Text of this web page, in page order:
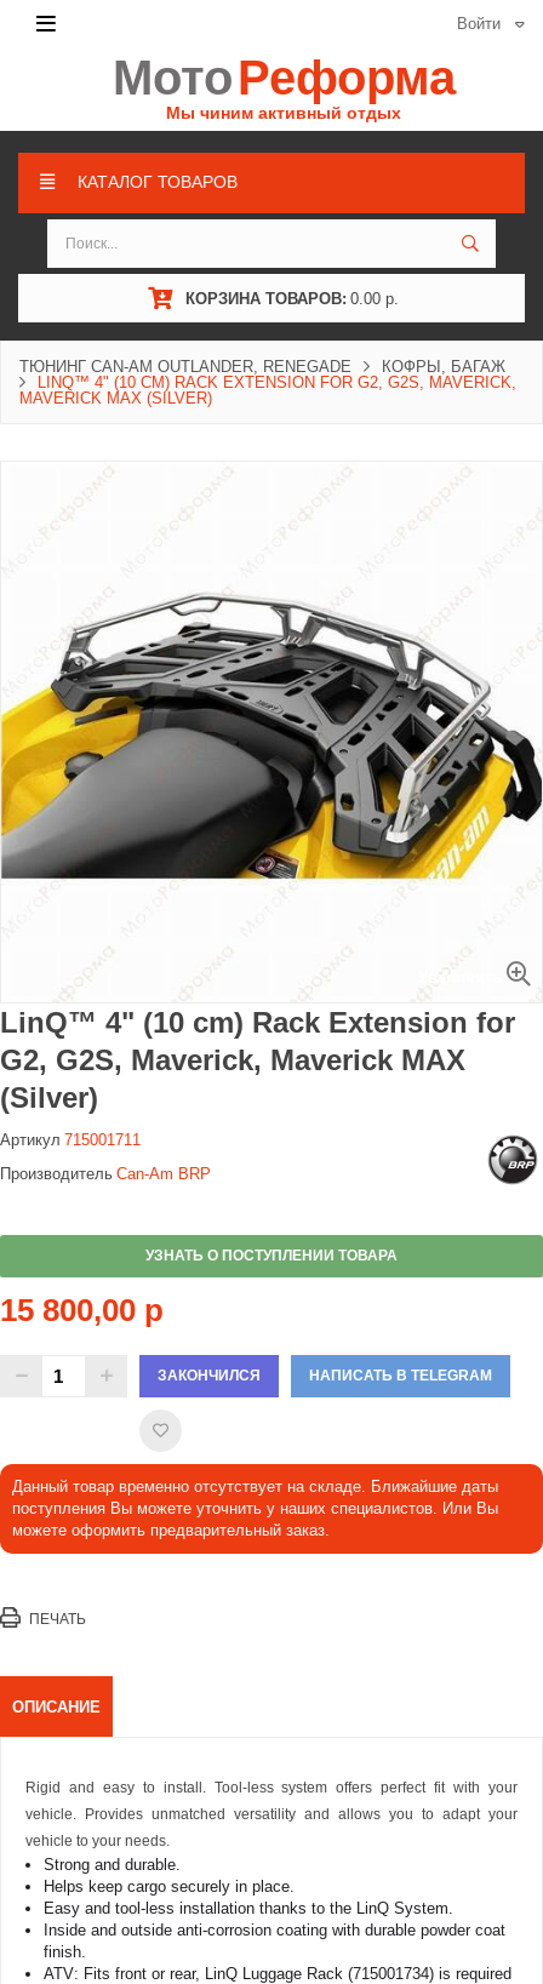
Войти
МотоРеформа
Мы чиним активный отдых
КАТАЛОГ ТОВАРОВ
КОРЗИНА ТОВАРОВ: 0.00 р.
ТЮНИНГ CAN-AM OUTLANDER, RENEGADE
КОФРЫ, БАГАЖ
LINQ™ 4" (10 CM) RACK EXTENSION FOR G2, G2S, MAVERICK,
MAVERICK MAX (SILVER)
LinQ™ 4" (10 cm) Rack Extension for
G2, G2S, Maverick, Maverick MAX
(Silver)
Артикул 715001711
Производитель Can-Am BRP
УЗНАТЬ О ПОСТУПЛЕНИИ ТОВАРА
15 800,00 р
ЗАКОНЧИЛСЯ НАПИСАТЬ В TELEGRAM
Данный товар временно отсутствует на складе. Ближайшие даты
поступления Вы можете уточнить у наших специалистов. Или Вы
можете оформить предварительный заказ.
ПЕЧАТЬ
ОПИСАНИЕ
Rigid and easy to install. Tool-less system offers perfect fit with your
vehicle. Provides unmatched versatility and allows you to adapt your
vehicle to your needs.
Strong and durable.
Helps keep cargo securely in place.
Easy and tool-less installation thanks to the LinQ System.
Inside and outside anti-corrosion coating with durable powder coat
finish.
ATV: Fits front or rear, LinQ Luggage Rack (715001734) is required